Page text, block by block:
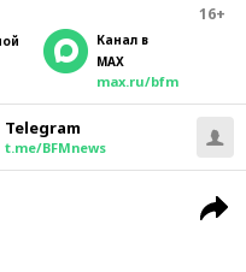
16+
Канал в
MAX
max.ru/bfm
Telegram
t.me/BFMnews